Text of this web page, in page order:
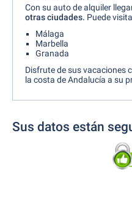
Con su auto de alquiler
otras ciudades. Puede
Málaga
Marbella
Granada
Disfrute de sus vacaciones
la costa de Andalucía a su
Sus datos están